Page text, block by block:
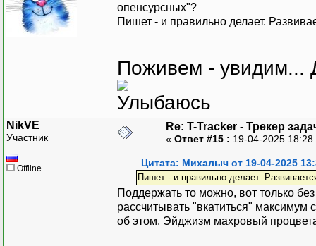
опенсурсных"?
Пишет - и правильно делает.
Поживем - увидим...
NikVE
Участник
Offline
Re: T-Tracker - Трекер
« Ответ #15 : 19-04-2025
Цитата: Михалыч от 19-04-2025
Пишет - и правильно делает.
Поддержать то можно, вот только
рассчитывать "вкатиться" максимум
об этом. Эйджизм махровый